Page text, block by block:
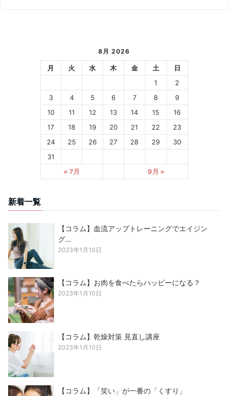
8月 2026
月 火 水 木 金 土
日
1
2
3
4 5 6 7 8
9
10
11 12 13 14 15
16
17
18 19 20 21 22
23
24
25 26 27 28 29
30
31
« 7月
9月 »
新着一覧
【コラム】血流アップトレーニングでエイジン
グ…
2023年1月10日
【コラム】お肉を食べたらハッピーになる？
2023年1月10日
【コラム】乾燥対策 見直し講座
2023年1月10日
【コラム】「笑い」が一番の「くすり」